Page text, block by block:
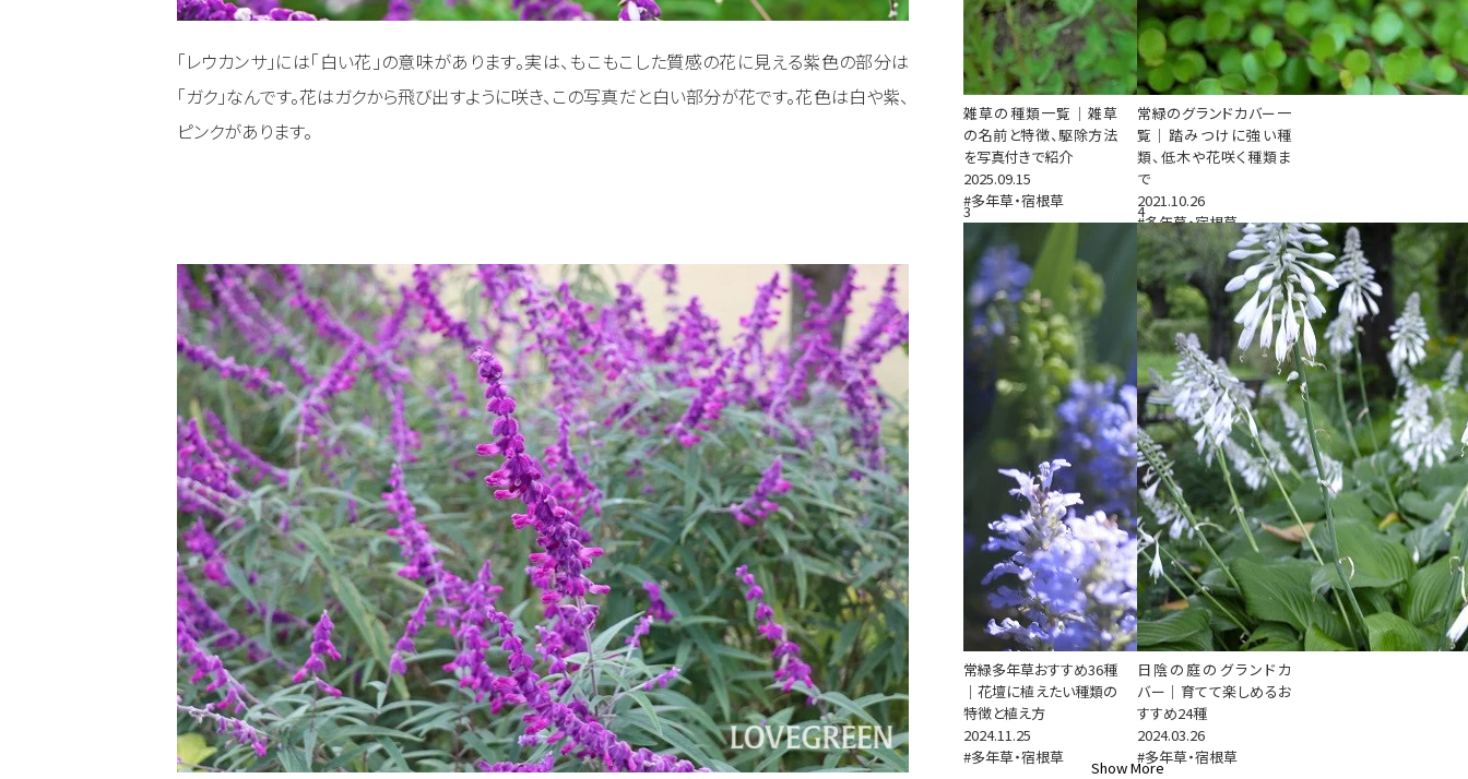
「レウカンサ」には「白い花」の意味があります。実は、もこもこした質感の花に見える紫色の部分は
「ガク」なんです。花はガクから飛び出すように咲き、この写真だと白い部分が花です。花色は白や紫、
ピンクがあります。
雑草の種類一覧｜雑草
の名前と特徴、駆除方法
を写真付きで紹介
2025.09.15
#多年草・宿根草
常緑のグランドカバー一
覧｜踏みつけに強い種
類、低木や花咲く種類ま
で
2021.10.26
#多年草・宿根草
3
常緑多年草おすすめ36種
｜花壇に植えたい種類の
特徴と植え方
2024.11.25
#多年草・宿根草
4
日陰の庭のグランドカ
バー｜育てて楽しめるお
すすめ24種
2024.03.26
#多年草・宿根草
Show More